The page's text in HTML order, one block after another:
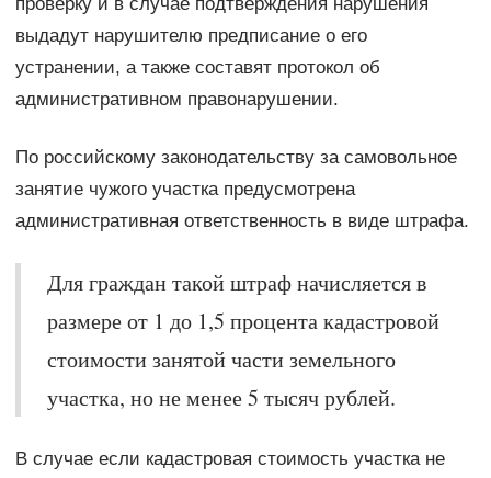
выдадут нарушителю предписание о его
устранении, а также составят протокол об
административном правонарушении.
По российскому законодательству за самовольное
занятие чужого участка предусмотрена
административная ответственность в виде штрафа.
Для граждан такой штраф начисляется в
размере от 1 до 1,5 процента кадастровой
стоимости занятой части земельного
участка, но не менее 5 тысяч рублей.
В случае если кадастровая стоимость участка не